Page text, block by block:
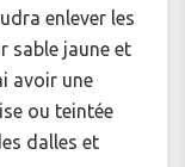
enlever les
sable jaune et
avoir une
ou teintée
dalles et